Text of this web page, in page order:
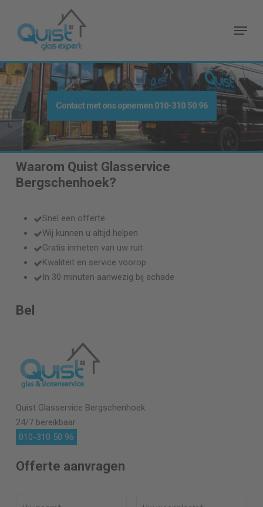
main
Menu
Contact met ons opnemen 010-310 50 96
Waarom Quist Glasservice
Bergschenhoek?
Snel een offerte
Wij kunnen u altijd helpen
Gratis inmeten van uw ruit
Kwaliteit en service voorop
In 30 minuten aanwezig bij schade
Bel
Quist Glasservice Bergschenhoek
24/7 bereikbaar
010-310 50 96
Offerte aanvragen